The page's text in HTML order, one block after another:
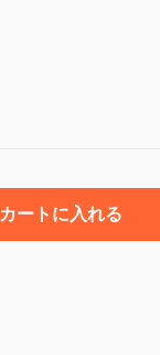
カートに入れる